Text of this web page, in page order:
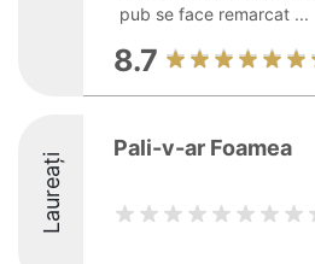
pub se face remarcat ...
8.7
Laureați
Pali-v-ar Foamea